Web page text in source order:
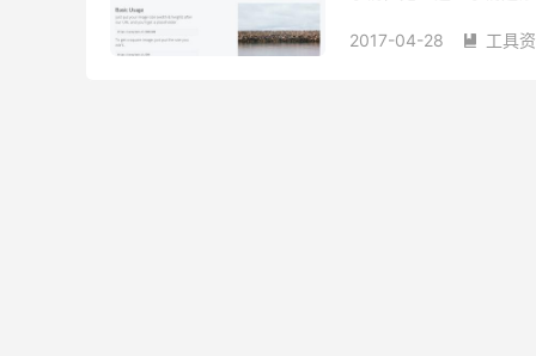
2017-04-28  工具